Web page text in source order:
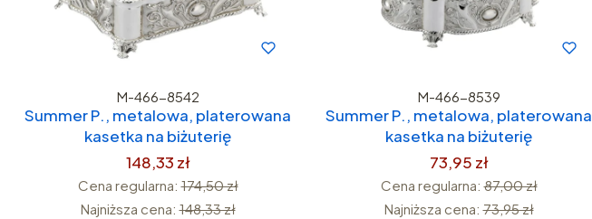
M-466-8542
Summer P., metalowa, platerowana
kasetka na biżuterię
148,33 zł
Cena regularna: 174,50 zł
Najniższa cena: 148,33 zł
M-466-8539
Summer P., metalowa, platerowana
kasetka na biżuterię
73,95 zł
Cena regularna: 87,00 zł
Najniższa cena: 73,95 zł